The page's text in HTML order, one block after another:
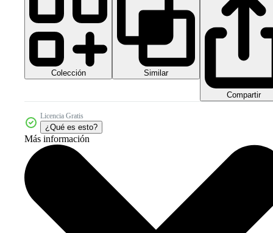
Colección Similar
Compartir
Licencia Gratis
¿Qué es esto?
Más información